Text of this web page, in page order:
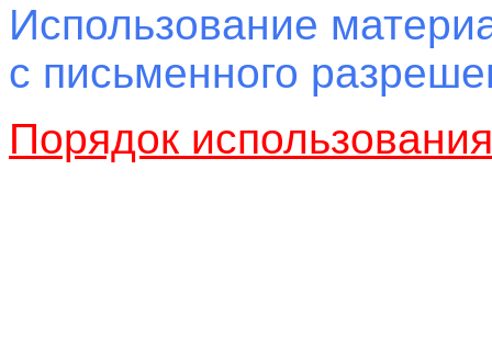
Использование
с письменного
Порядок